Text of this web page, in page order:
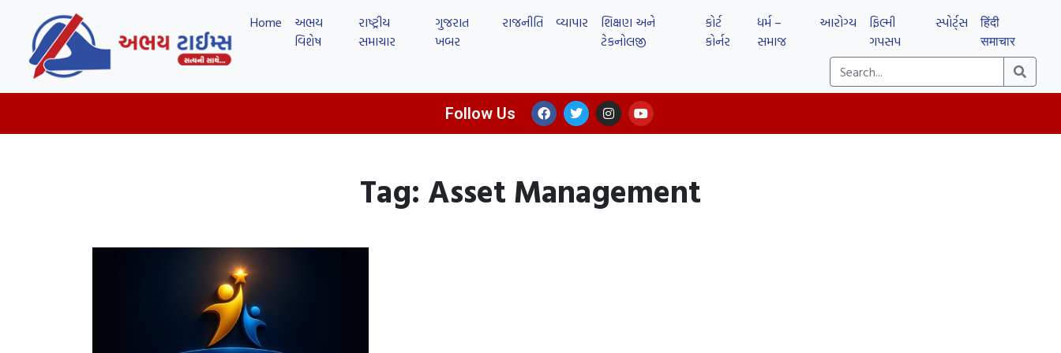
Home
અભય
વિશેષ
રાષ્ટ્રીય
સમાચાર
ગુજરાત
ખબર
રાજનીતિ વ્યાપાર
શિક્ષણ અને
ટેકનોલજી
કોર્ટ
કોર્નર
ધર્મ –
સમાજ
આરોગ્ય
ફિલ્મી
ગપસપ
સ્પોર્ટ્સ
हिंदी
समाचार
Follow Us
Tag: Asset Management